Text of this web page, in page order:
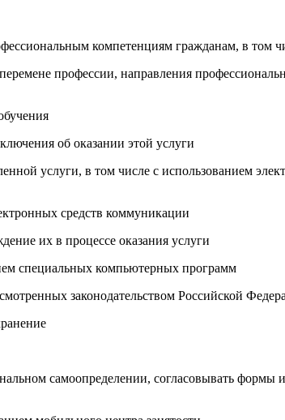
компетенциям гражданам, в том
профессии, направления
об оказании этой услуги
услуги, в том числе с использованием
средств коммуникации
их в процессе оказания услуги
специальных компьютерных программ
законодательством Российской
самоопределении, согласовывать формы